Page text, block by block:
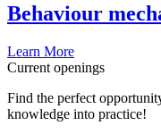
Behaviour
Learn More
Current openings
Find the perfect
knowledge into practice!